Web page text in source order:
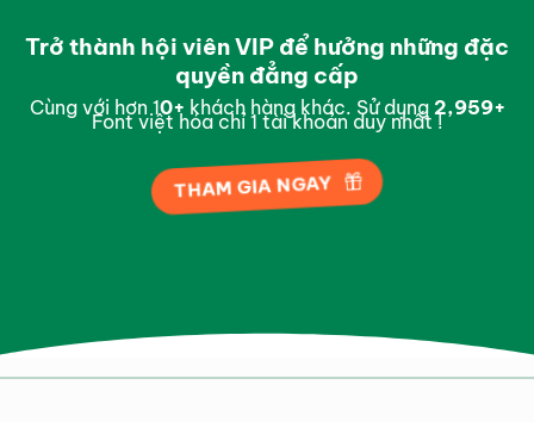
Trở thành hội viên VIP để hưởng những đặc
quyền đẳng cấp
Cùng với hơn 10+ khách hàng khác. Sử dụng 2,996+
Font việt hóa chỉ 1 tài khoản duy nhất !
THAM GIA NGAY